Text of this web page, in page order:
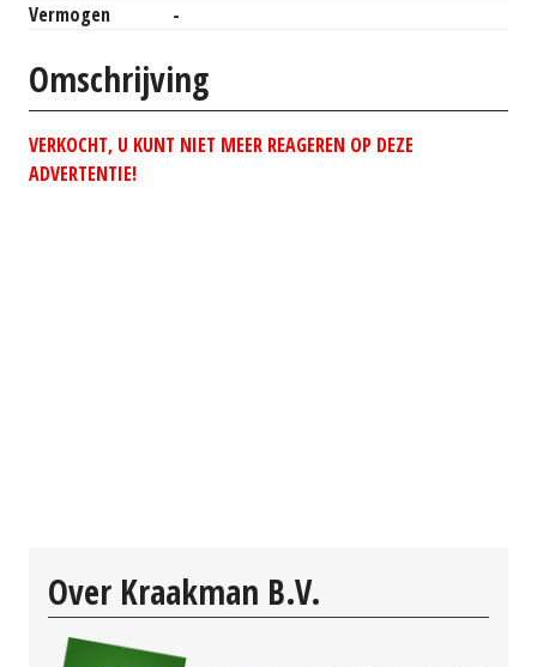
Vermogen
-
Omschrijving
VERKOCHT, U KUNT NIET MEER REAGEREN OP DEZE
ADVERTENTIE!
Over Kraakman B.V.